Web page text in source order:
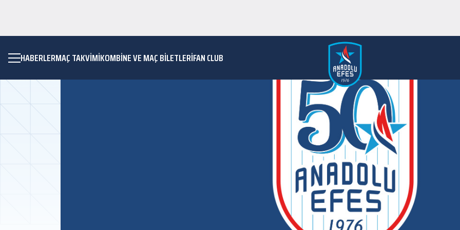
HABERLERMAÇ TAKVIMIKOMBİNE VE MAÇ BİLETLERİFAN CLUB